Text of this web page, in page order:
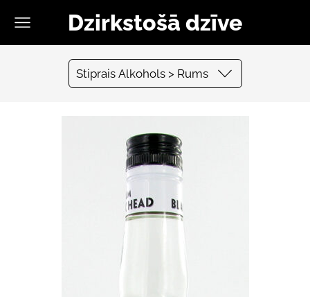
Dzirkstošā dzīve
Stiprais Alkohols > Rums